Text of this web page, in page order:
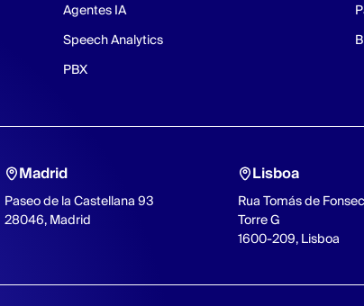
Agentes IA
Speech Analytics
PBX
Madrid
Paseo de la Castellana 93
28046, Madrid
Lisboa
Rua Tomás de
Torre G
1600-209, Lisboa